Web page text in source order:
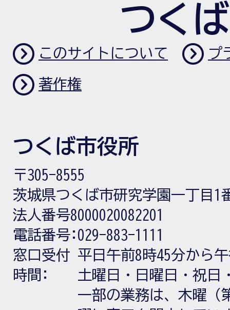
つく
このサイトについて プ
著作権
つくば市役所
〒305-8555
茨城県つくば市研究学園一丁目1
法人番号8000020082201
電話番号: 029-883-1111
窓口受付
時間:
平日午前8時45分から
土曜日・日曜日・祝日
一部の業務は、木曜（